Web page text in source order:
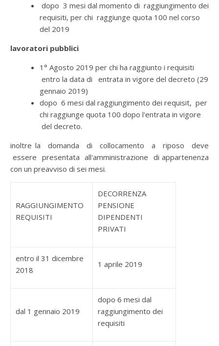
dopo 3 mesi dal momento di raggiungimento dei
requisiti, per chi raggiunge quota 100 nel corso
del 2019
lavoratori pubblici
1° Agosto 2019 per chi ha raggiunto i requisiti
entro la data di entrata in vigore del decreto (29
gennaio 2019)
dopo 6 mesi dal raggiungimento dei requisit, per
chi raggiunge quota 100 dopo l'entrata in vigore
del decreto.
inoltre la domanda di collocamento a riposo deve
essere presentata all'amministrazione di appartenenza
con un preavviso di sei mesi.
RAGGIUNGIMENTO
REQUISITI
DECORRENZA
PENSIONE
DIPENDENTI
PRIVATI
entro il 31 dicembre
2018
1 aprile 2019
dal 1 gennaio 2019
dopo 6 mesi dal
raggiungimento dei
requisiti